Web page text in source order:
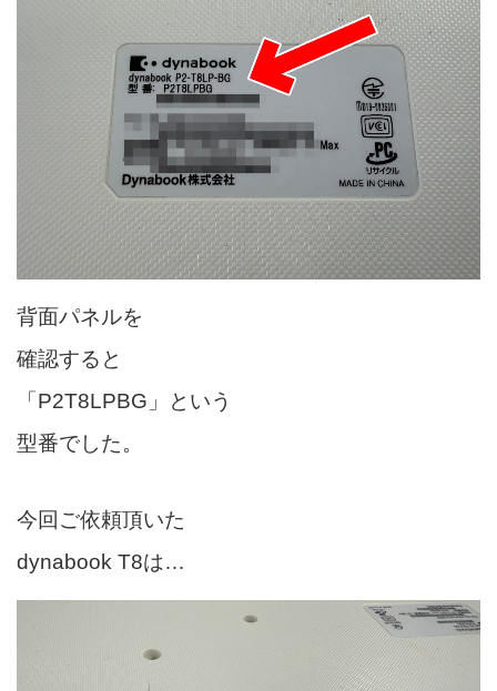
背面パネルを
確認すると
「P2T8LPBG」という
型番でした。
今回ご依頼頂いた
dynabook T8は…